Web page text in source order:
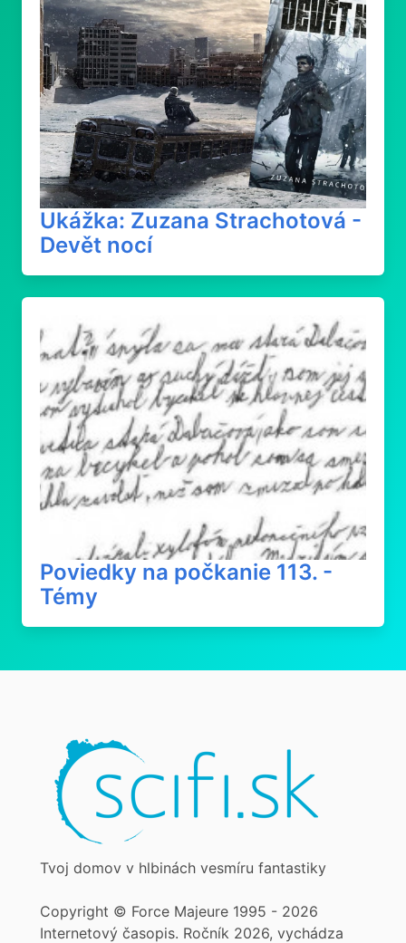
Ukážka: Zuzana Strachotová -
Devět nocí
Poviedky na počkanie 113. -
Témy
Tvoj domov v hlbinách vesmíru fantastiky
Copyright © Force Majeure 1995 - 2026
Internetový časopis. Ročník 2026, vychádza